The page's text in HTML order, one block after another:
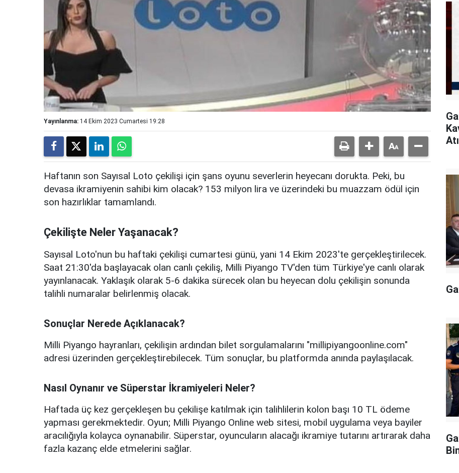
Yayınlanma: 14 Ekim 2023 Cumartesi 19:28
Haftanın son Sayısal Loto çekilişi için şans oyunu severlerin heyecanı dorukta. Peki, bu
devasa ikramiyenin sahibi kim olacak? 153 milyon lira ve üzerindeki bu muazzam ödül için
son hazırlıklar tamamlandı.
Çekilişte Neler Yaşanacak?
Sayısal Loto'nun bu haftaki çekilişi cumartesi günü, yani 14 Ekim 2023'te gerçekleştirilecek.
Saat 21:30'da başlayacak olan canlı çekiliş, Milli Piyango TV'den tüm Türkiye'ye canlı olarak
yayınlanacak. Yaklaşık olarak 5-6 dakika sürecek olan bu heyecan dolu çekilişin sonunda
talihli numaralar belirlenmiş olacak.
Sonuçlar Nerede Açıklanacak?
Milli Piyango hayranları, çekilişin ardından bilet sorgulamalarını "millipiyangoonline.com"
adresi üzerinden gerçekleştirebilecek. Tüm sonuçlar, bu platformda anında paylaşılacak.
Nasıl Oynanır ve Süperstar İkramiyeleri Neler?
Haftada üç kez gerçekleşen bu çekilişe katılmak için talihlilerin kolon başı 10 TL ödeme
yapması gerekmektedir. Oyun; Milli Piyango Online web sitesi, mobil uygulama veya bayiler
aracılığıyla kolayca oynanabilir. Süperstar, oyuncuların alacağı ikramiye tutarını artırarak daha
fazla kazanç elde etmelerini sağlar.